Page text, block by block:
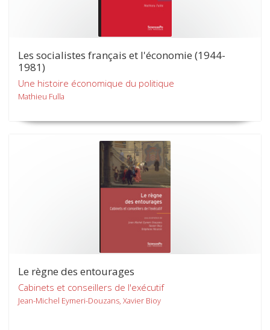
Les socialistes français et l'économie (1944-
1981)
Une histoire économique du politique
Mathieu Fulla
Le règne des entourages
Cabinets et conseillers de l'exécutif
Jean-Michel Eymeri-Douzans, Xavier Bioy